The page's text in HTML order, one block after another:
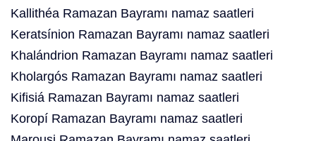
Kallithéa Ramazan Bayramı namaz saatleri
Keratsínion Ramazan Bayramı namaz saatleri
Khalándrion Ramazan Bayramı namaz saatleri
Kholargós Ramazan Bayramı namaz saatleri
Kifisiá Ramazan Bayramı namaz saatleri
Koropí Ramazan Bayramı namaz saatleri